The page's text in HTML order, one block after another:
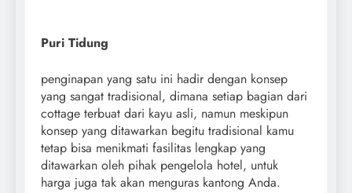
Puri Tidung
penginapan yang satu ini hadir dengan konsep
yang sangat tradisional, dimana setiap bagian dari
cottage terbuat dari kayu asli, namun meskipun
konsep yang ditawarkan begitu tradisional kamu
tetap bisa menikmati fasilitas lengkap yang
ditawarkan oleh pihak pengelola hotel, untuk
harga juga tak akan menguras kantong Anda.